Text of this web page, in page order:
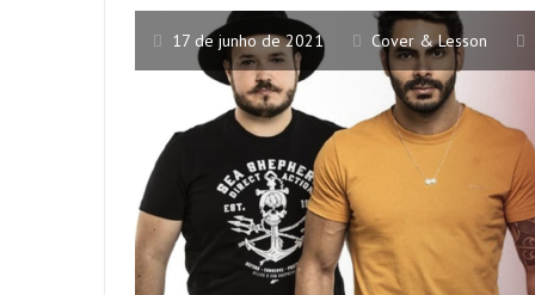
17 de junho de 2021 Cover & Lesson